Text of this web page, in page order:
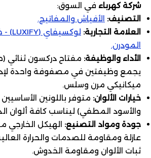
شركة كهرباء في السوق:
التصنيف: الأفياش والمفاتيح.
العلامة التجارية:
المودرن.
الأداء والوظيفة: مفتاح دركسون ثنائي
يجمع وظيفتين في مصفوفة واحدة
ميكانيكي مرن وسلس.
خيارات الألوان: متوفر باللونين
والأسود المطفي) ليناسب كافة ألوان
جودة ومواد التصنيع: الهيكل
عازلة ومقاومة للصدمات والحرارة
ثبات الألوان ومقاومة الخدوش.